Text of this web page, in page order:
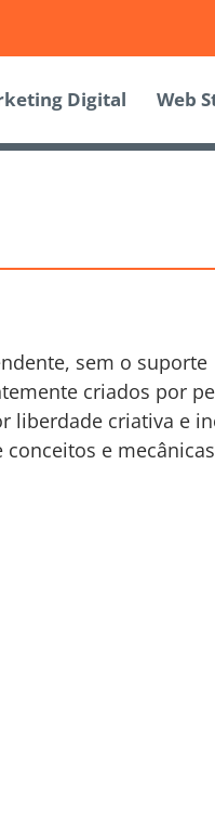
Digital Web
sem o suporte
criados por
liberdade criativa e
e